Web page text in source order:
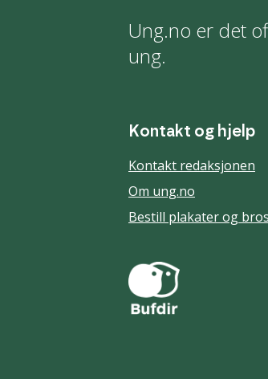
Ung.no er det
ung.
Kontakt og hjelp
Kontakt redaksjonen
Om ung.no
Bestill plakater og